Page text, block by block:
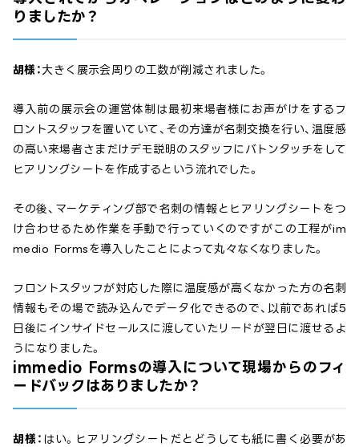
りましたか？
胡様： 大きく展示会周りの工数が削減されました。
導入前の展示会の運営体制は最初来場者様にお声がけをするフ
ロントスタッフを置いていて、その方達が名刺交換を行い、温度感
の高い来場者さまだけデモ説明のスタッフにバトンタッチをして
ヒアリングシートを作成するという流れでした。
その後、マーケティング部で名刺の情報とヒアリングシートをつ
け合わせるため作業を手動で行っていくのですがこの工程がim
medio Formsを導入したことによって丸々なくなりました。
フロントスタッフが対応した際に温度感が高くなかった方の名刺
情報もその場で読み込んでデータ化できるので、以前であれば5
日後にインサイドセールスに渡していたリードが翌日に渡せるよ
うになりました。
immedio Formsの導入について現場からのフィ
ードバックはありましたか？
胡様： はい。ヒアリングシートだとどうしても紙に書く必要があ